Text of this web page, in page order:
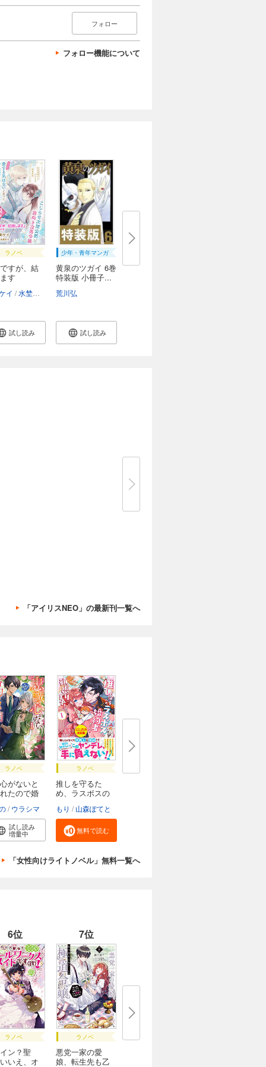
フォロー
フォロー機能について
ラノベ
すが、結
す
イ 水埜なつ
試し読み
少年・青年マンガ
黄泉のツガイ 6巻
特装版 小冊子...
荒川弘
試し読み
「アイリスNEO」の最新刊一覧へ
ラノベ
がないと
たので婚
ウラシマ
試し読み
増量中
ラノベ
推しを守るた
め、ラスボスの
もり 山森ぽてと
無料で読む
「女性向けライトノベル」無料一覧へ
6位
ラノベ
ン？聖
いえ、オ
7位
ラノベ
悪党一家の愛
娘、転生先も乙